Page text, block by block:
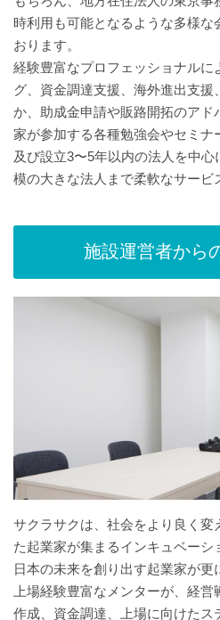
時利用も可能となるような多様な
おります。
経験豊富なプロフェッショナルに
グ、資金調達支援、海外進出支援
か、助成金申請や販路開拓のアド
家が参加する各種勉強会やセミナ
及び設立3〜5年以内の法人を中
模の大きな法人まで柔軟なサービ
施設運営者から
サクラサクは、社会をより良く変
た起業家が集まるインキュベーシ
日本の未来を創り出す起業家が更
上場経験豊富なメンターが、経
作成、資金調達、上場に向けたス